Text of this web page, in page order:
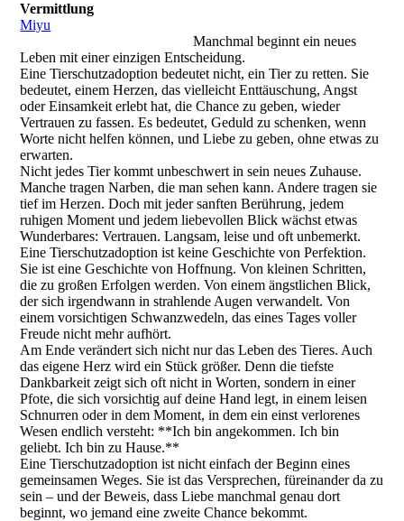
Vermittlung
Miyu
Manchmal beginnt ein neues
Leben mit einer einzigen Entscheidung.
Eine Tierschutzadoption bedeutet nicht, ein Tier zu retten. Sie
bedeutet, einem Herzen, das vielleicht Enttäuschung, Angst
oder Einsamkeit erlebt hat, die Chance zu geben, wieder
Vertrauen zu fassen. Es bedeutet, Geduld zu schenken, wenn
Worte nicht helfen können, und Liebe zu geben, ohne etwas zu
erwarten.
Nicht jedes Tier kommt unbeschwert in sein neues Zuhause.
Manche tragen Narben, die man sehen kann. Andere tragen sie
tief im Herzen. Doch mit jeder sanften Berührung, jedem
ruhigen Moment und jedem liebevollen Blick wächst etwas
Wunderbares: Vertrauen. Langsam, leise und oft unbemerkt.
Eine Tierschutzadoption ist keine Geschichte von Perfektion.
Sie ist eine Geschichte von Hoffnung. Von kleinen Schritten,
die zu großen Erfolgen werden. Von einem ängstlichen Blick,
der sich irgendwann in strahlende Augen verwandelt. Von
einem vorsichtigen Schwanzwedeln, das eines Tages voller
Freude nicht mehr aufhört.
Am Ende verändert sich nicht nur das Leben des Tieres. Auch
das eigene Herz wird ein Stück größer. Denn die tiefste
Dankbarkeit zeigt sich oft nicht in Worten, sondern in einer
Pfote, die sich vorsichtig auf deine Hand legt, in einem leisen
Schnurren oder in dem Moment, in dem ein einst verlorenes
Wesen endlich versteht: **Ich bin angekommen. Ich bin
geliebt. Ich bin zu Hause.**
Eine Tierschutzadoption ist nicht einfach der Beginn eines
gemeinsamen Weges. Sie ist das Versprechen, füreinander da zu
sein – und der Beweis, dass Liebe manchmal genau dort
beginnt, wo jemand eine zweite Chance bekommt.